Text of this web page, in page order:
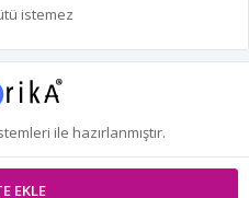
EKLE
istemez
ile hazırlanmıştır.